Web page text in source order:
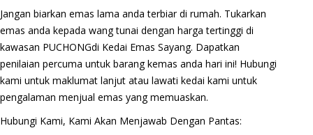
Jangan biarkan emas lama anda terbiar di rumah. Tukarkan
emas anda kepada wang tunai dengan harga tertinggi di
kawasan PUCHONGdi Kedai Emas Sayang. Dapatkan
penilaian percuma untuk barang kemas anda hari ini! Hubungi
kami untuk maklumat lanjut atau lawati kedai kami untuk
pengalaman menjual emas yang memuaskan.
Hubungi Kami, Kami Akan Menjawab Dengan Pantas: